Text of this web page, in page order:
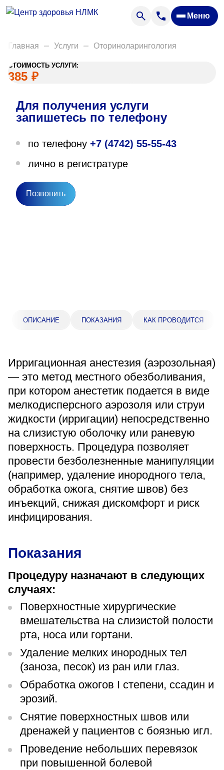
Меню
Анализы
Акции
Пациентам
Вакансии
О нас
Направления деятельности
Центр здоровья НЛМК
Понедельник — пятница 7:30–20:00
Суббота 08:00–16:00
Регистратура
+7 (4742) 55-55-43
Санаторий-профилакторий
«Парус»
Адрес
399000, г. Липецк, Плехановское лесничество,
Ленинский лесхоз, квартал 67
Понедельник — четверг
08:00–16:45
перерыв 12:00–12:30
08:00–15:45
перерыв 12:00–12:30
+7 (4742) 72-73-31
Версия для слабовидящих
Главная Услуги Оториноларингология
ОПИСАНИЕ ПОКАЗАНИЯ КАК ПРОВОДИТСЯ
Ирригационная анестезия (аэрозольная)
— это метод местного обезболивания,
при котором анестетик подается в виде
мелкодисперсного аэрозоля или струи
жидкости (ирригации) непосредственно
на слизистую оболочку или раневую
поверхность. Процедура позволяет
провести безболезненные манипуляции
(например, удаление инородного тела,
обработка ожога, снятие швов) без
инъекций, снижая дискомфорт и риск
инфицирования.
Показания
Процедуру назначают в следующих
случаях:
Поверхностные хирургические
вмешательства на слизистой полости
рта, носа или гортани.
Удаление мелких инородных тел
(заноза, песок) из ран или глаз.
Обработка ожогов I степени, ссадин и
эрозий.
Снятие поверхностных швов или
дренажей у пациентов с боязнью игл.
Проведение небольших перевязок
при повышенной болевой
СТОИМОСТЬ УСЛУГИ:
385 ₽
Для получения услуги
запишетесь по телефону
по телефону +7 (4742) 55-55-43
лично в регистратуре
Позвонить